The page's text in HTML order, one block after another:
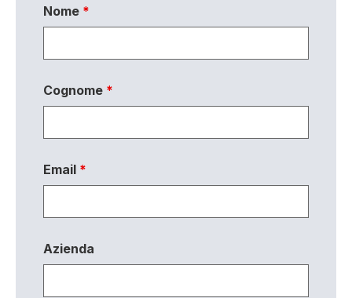
Nome *
Cognome *
Email *
Azienda